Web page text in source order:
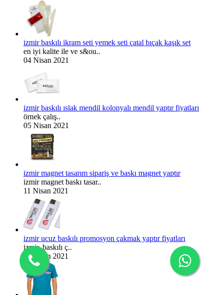
izmir baskılı ikram seti yemek seti çatal bıçak kaşık set
en iyi kalite ile ve s&ou..
04 Nisan 2021
izmir baskılı ıslak mendil kolonyalı mendil yaptır fiyatları
örnek çalış..
05 Nisan 2021
izmir magnet tasarım sipariş ve baskı magnet yaptır
izmir magnet baskı tasar..
11 Nisan 2021
izmir ucuz baskılı promosyon çakmak yaptır fiyatları
izmir, baskılı ç..
11 Nisan 2021